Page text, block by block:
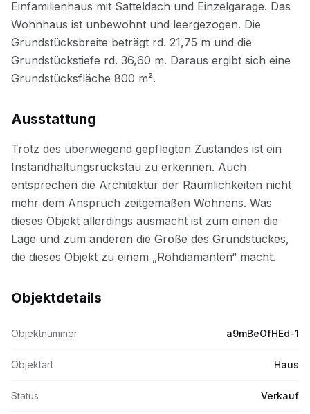
Ausstattung
Objektdetails
Objektnummer a9mBeOfHEd-1
Objektart Haus
Status Verkauf